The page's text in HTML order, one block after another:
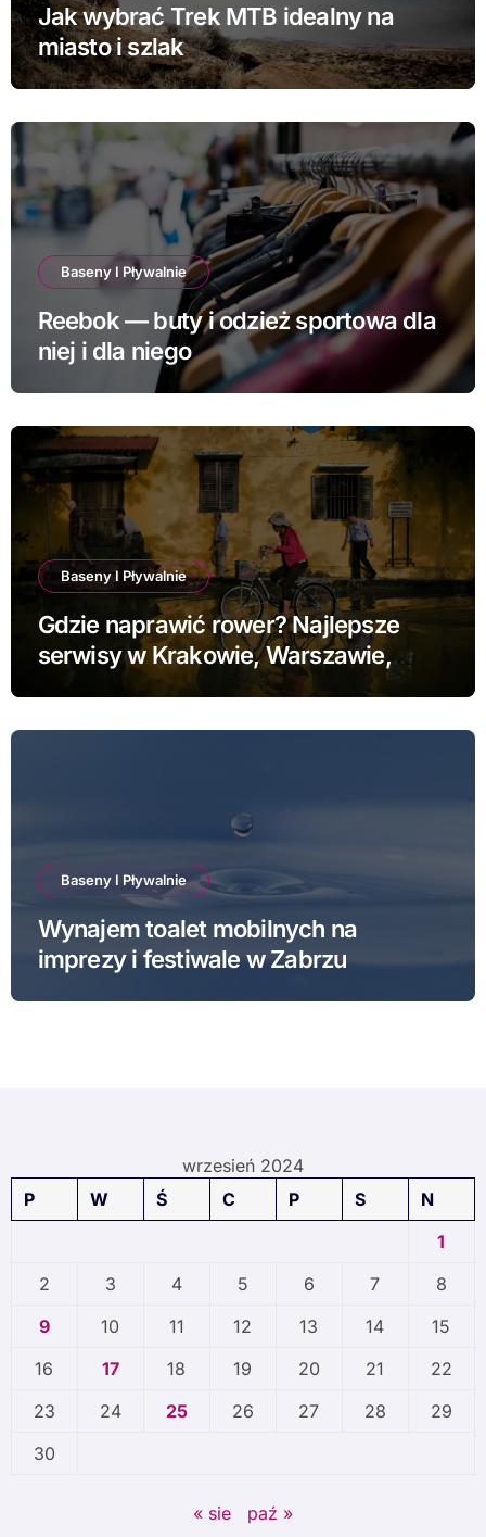
Jak wybrać Trek MTB idealny na
miasto i szlak
Baseny I Pływalnie
Reebok — buty i odzież sportowa dla
niej i dla niego
Baseny I Pływalnie
Gdzie naprawić rower? Najlepsze
serwisy w Krakowie, Warszawie,
Poznaniu i Łodzi
Baseny I Pływalnie
Wynajem toalet mobilnych na
imprezy i festiwale w Zabrzu
wrzesień 2024
P
W Ś C P S
N
1
2
3 4 5 6 7
8
9
10 11 12 13 14
15
16
17 18 19 20 21
22
23
24 25 26 27 28
29
30
« sie paź »